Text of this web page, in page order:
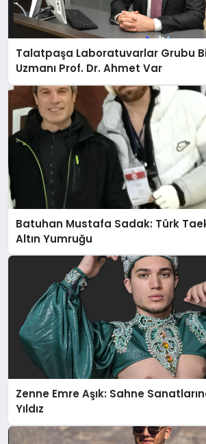
Talatpaşa Laboratuvarlar Grubu
Uzmanı Prof. Dr. Ahmet Var
Batuhan Mustafa Sadak: Türk
Altın Yumruğu
Zenne Emre Aşık: Sahne
Yıldız